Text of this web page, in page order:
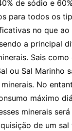
de sódio e
para todos os
no que
a principal
Sais como
ou Sal Marinho
No
máximo
minerais
de um